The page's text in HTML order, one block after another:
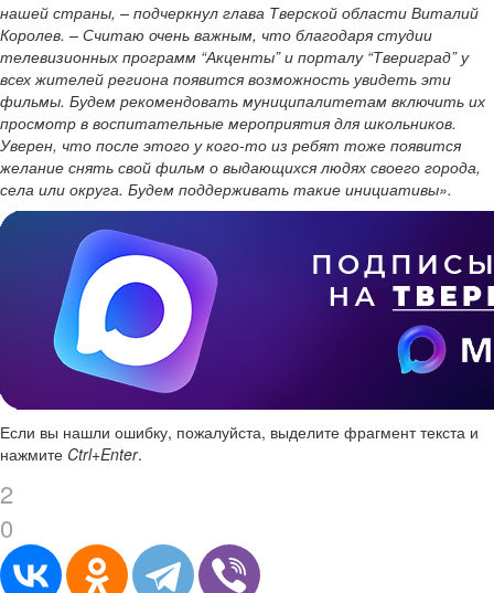
нашей страны, – подчеркнул глава Тверской области Виталий
Королев. – Считаю очень важным, что благодаря студии
телевизионных программ “Акценты” и порталу “Твериград” у
всех жителей региона появится возможность увидеть эти
фильмы. Будем рекомендовать муниципалитетам включить их
просмотр в воспитательные мероприятия для школьников.
Уверен, что после этого у кого-то из ребят тоже появится
желание снять свой фильм о выдающихся людях своего города,
села или округа. Будем поддерживать такие инициативы».
Если вы нашли ошибку, пожалуйста, выделите фрагмент текста и
нажмите Ctrl+Enter.
2
0